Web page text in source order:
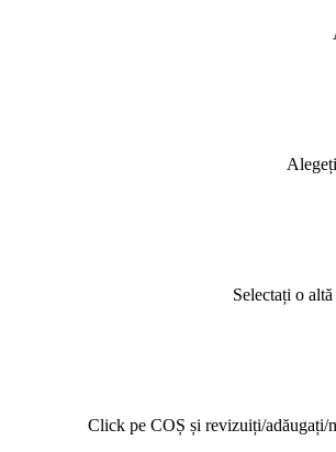
Selectați o
Click pe COȘ și revizuiți/